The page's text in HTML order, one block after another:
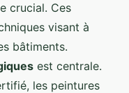
crucial. Ces
visant à
bâtiments.
est centrale.
les peintures